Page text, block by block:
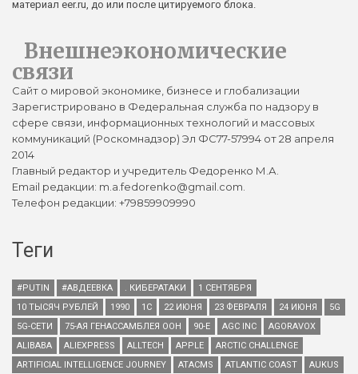
материал eer.ru, до или после цитируемого блока.
Внешнеэкономические
связи
Сайт о мировой экономике, бизнесе и глобализации
Зарегистрировано в Федеральная служба по надзору в
сфере связи, информационных технологий и массовых
коммуникаций (Роскомнадзор) Эл ФС77-57994 от 28 апреля
2014
Главный редактор и учредитель Федоренко М.А.
Email редакции: m.a.fedorenko@gmail.com.
Телефон редакции: +79859909990
Теги
#PUTIN #АВДЕЕВКА . КИБЕРАТАКИ
1 СЕНТЯБРЯ
10 ТЫСЯЧ РУБЛЕЙ
1990 1С 22 ИЮНЯ 23 ФЕВРАЛЯ 24 ИЮНЯ
5G
5G-СЕТИ
75-АЯ ГЕНАССАМБЛЕЯ ООН 90-Е AGC INC
AGORAVOX
ALIBABA
ALIEXPRESS ALLTECH APPLE
ARCTIC CHALLENGE
ARTIFICIAL INTELLIGENCE JOURNEY
ATACMS ATLANTIC COAST
AUKUS